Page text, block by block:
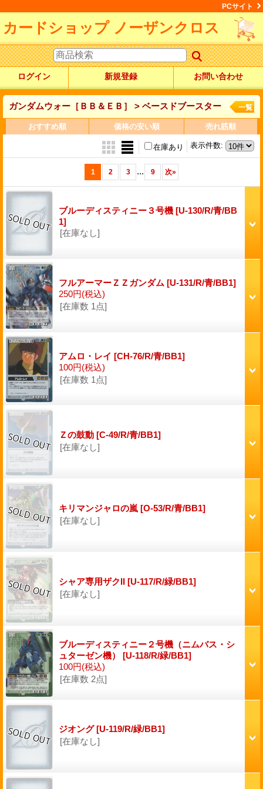
PCサイト
カードショップ ノーザンクロス
ログイン 新規登録 お問い合わせ
ガンダムウォー［ＢＢ＆ＥＢ］ > ベースドブースター 一覧
おすすめ順 価格の安い順 売れ筋順
表示件数:
在庫あり
1 2 3 ... 9 次»
ブルーディスティニー３号機 [U-130/R/青/BB
1]
[在庫なし]
フルアーマーＺＺガンダム [U-131/R/青/BB1]
250円(税込)
[在庫数 1点]
アムロ・レイ [CH-76/R/青/BB1]
100円(税込)
[在庫数 1点]
Ｚの鼓動 [C-49/R/青/BB1]
[在庫なし]
キリマンジャロの嵐 [O-53/R/青/BB1]
[在庫なし]
シャア専用ザクII [U-117/R/緑/BB1]
[在庫なし]
ブルーディスティニー２号機（ニムバス・シ
ュターゼン機） [U-118/R/緑/BB1]
100円(税込)
[在庫数 2点]
ジオング[U-119/R/緑/BB1]
[在庫なし]